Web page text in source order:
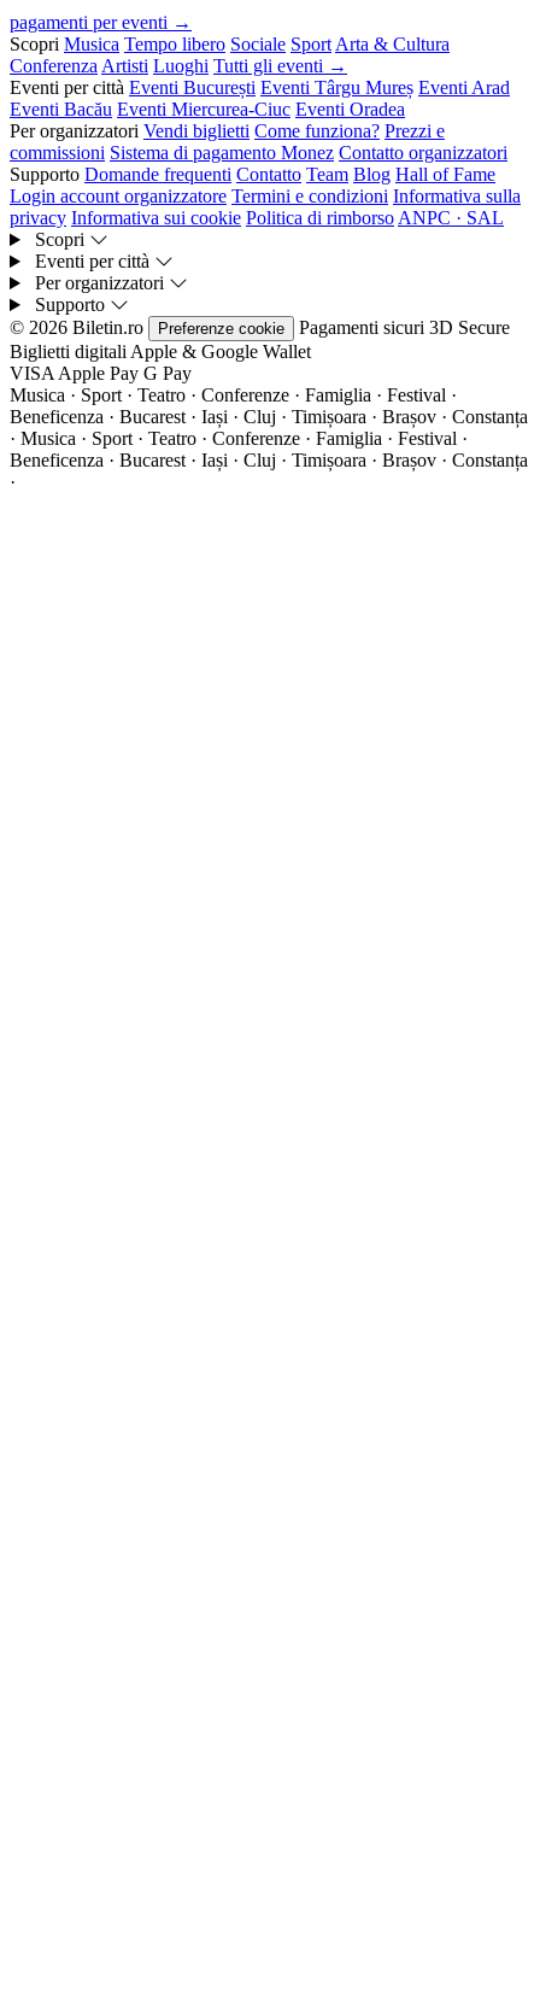
pagamenti per eventi →
Scopri Musica Tempo libero Sociale Sport Arta & Cultura
Conferenza Artisti Luoghi Tutti gli eventi →
Eventi per città Eventi București Eventi Târgu Mureș Eventi Arad
Eventi Bacău Eventi Miercurea-Ciuc Eventi Oradea
Per organizzatori Vendi biglietti Come funziona? Prezzi e
commissioni Sistema di pagamento Monez Contatto organizzatori
Supporto Domande frequenti Contatto Team Blog Hall of Fame
Login account organizzatore Termini e condizioni Informativa sulla
privacy Informativa sui cookie Politica di rimborso ANPC · SAL
Scopri
Eventi per città
Per organizzatori
Supporto
© 2026 Biletin.ro
Preferenze cookie Pagamenti sicuri 3D Secure
Biglietti digitali Apple & Google Wallet
VISA Apple Pay G Pay
Musica · Sport · Teatro · Conferenze · Famiglia · Festival ·
Beneficenza · Bucarest · Iași · Cluj · Timișoara · Brașov · Constanța
· Musica · Sport · Teatro · Conferenze · Famiglia · Festival ·
Beneficenza · Bucarest · Iași · Cluj · Timișoara · Brașov · Constanța
·